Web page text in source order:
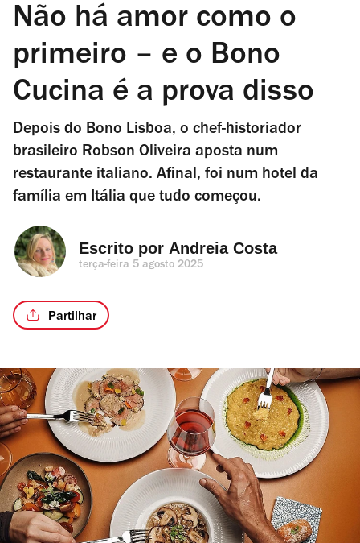
Não há amor como o
primeiro – e o Bono
Cucina é a prova disso
Depois do Bono Lisboa, o chef-historiador
brasileiro Robson Oliveira aposta num
restaurante italiano. Afinal, foi num hotel da
família em Itália que tudo começou.
Escrito por Andreia Costa
terça-feira 5 agosto 2025
Partilhar